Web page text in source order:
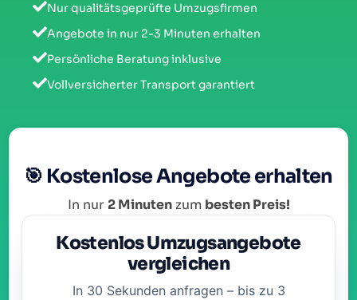
Nur qualitätsgeprüfte Umzugsfirmen
Angebote in nur 2-3 Minuten erhalten
Persönliche Beratung inklusive
Vollversicherter Transport garantiert
🎯 Kostenlose Angebote erhalten
In nur2 Minutenzum besten Preis!
Kostenlos Umzugsangebote
vergleichen
In 30 Sekunden anfragen – bis zu 3